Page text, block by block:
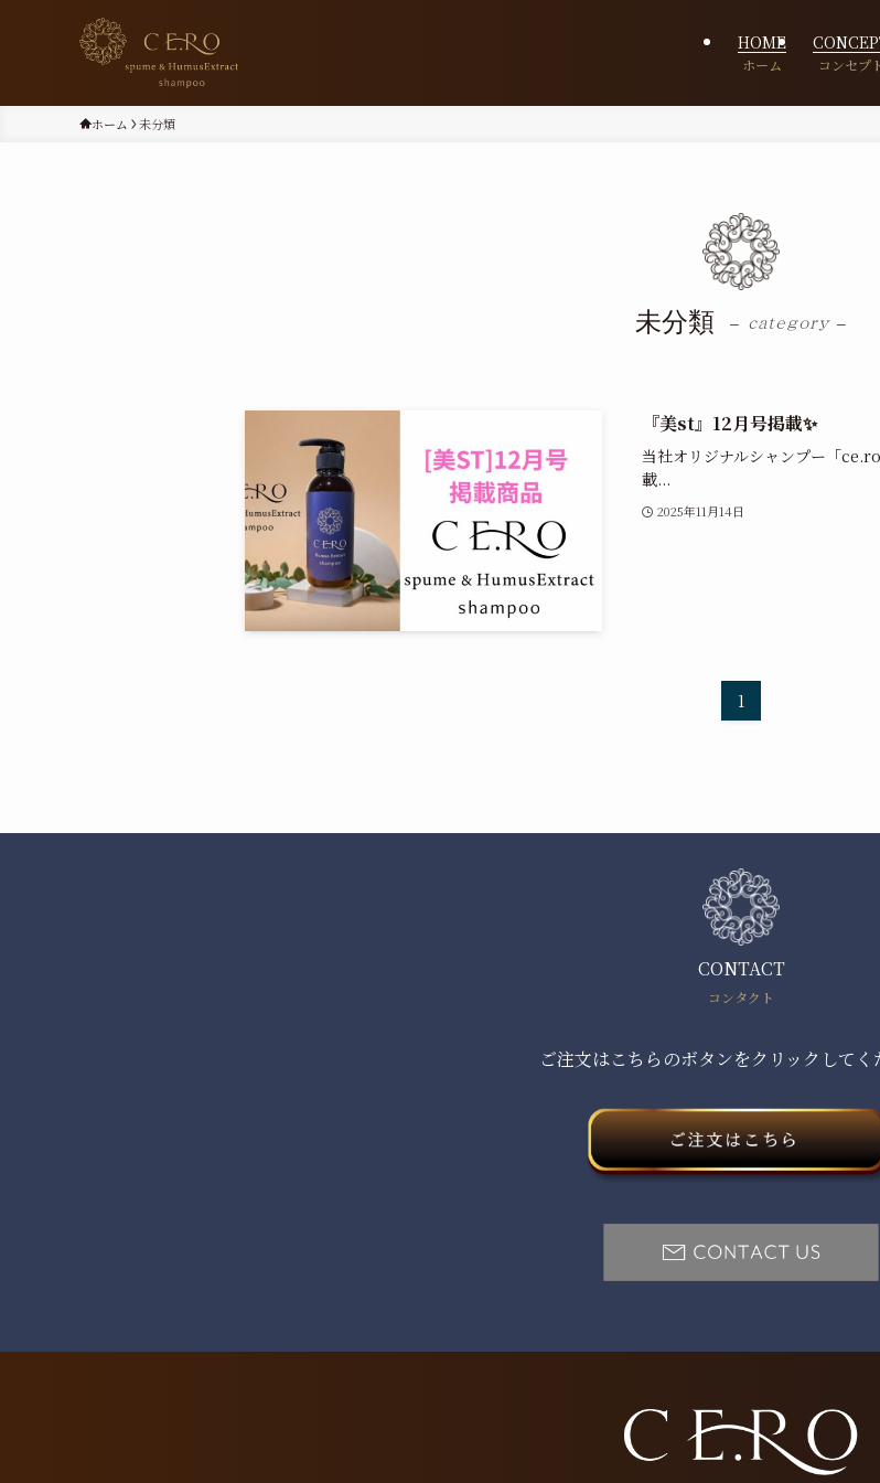
HOME
ホーム 未分類
未分類 – category –
『美st』12月号掲載✨
当社オリジナルシャンプー「
載...
2025年11月14日
1
CONTACT
コンタクト
ご注文はこちらのボタンをクリックしてく